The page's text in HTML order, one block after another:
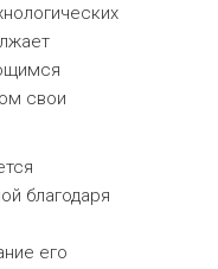
свои
благодаря
его